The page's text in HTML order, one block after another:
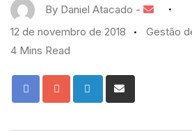
By Daniel Atacado -
12 de novembro de 2018
Gestão
4 Mins Read